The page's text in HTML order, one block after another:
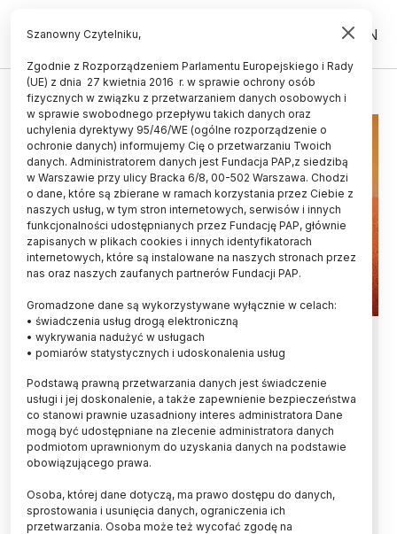
PL EN
ŁAZIK PERSEVERANCE
Łazik Perseverance odczytał zapis
dawnej historii marsjańskich
kolizji
Dane z łazika Perseverance pokazały, że 75-
metrowy stos pradawnych skał na krawędzi
krateru Jezero powstał w wyniku
struktury naukowcy szacują na prawie 4 mld
lat.
Szanowny Czytelniku,
Zgodnie z Rozporządzeniem Parlamentu Europejskiego i Rady
(UE) z dnia 27 kwietnia 2016 r. w sprawie ochrony osób
fizycznych w związku z przetwarzaniem danych osobowych i
w sprawie swobodnego przepływu takich danych oraz
uchylenia dyrektywy 95/46/WE (ogólne rozporządzenie o
ochronie danych) informujemy Cię o przetwarzaniu Twoich
danych. Administratorem danych jest Fundacja PAP,z siedzibą
w Warszawie przy ulicy Bracka 6/8, 00-502 Warszawa. Chodzi
o dane, które są zbierane w ramach korzystania przez Ciebie z
naszych usług, w tym stron internetowych, serwisów i innych
funkcjonalności udostępnianych przez Fundację PAP, głównie
zapisanych w plikach cookies i innych identyfikatorach
internetowych, które są instalowane na naszych stronach przez
nas oraz naszych zaufanych partnerów Fundacji PAP.
Gromadzone dane są wykorzystywane wyłącznie w celach:
• świadczenia usług drogą elektroniczną
• wykrywania nadużyć w usługach
• pomiarów statystycznych i udoskonalenia usług
Podstawą prawną przetwarzania danych jest świadczenie
usługi i jej doskonalenie, a także zapewnienie bezpieczeństwa
co stanowi prawnie uzasadniony interes administratora Dane
mogą być udostępniane na zlecenie administratora danych
podmiotom uprawnionym do uzyskania danych na podstawie
obowiązującego prawa.
Osoba, której dane dotyczą, ma prawo dostępu do danych,
sprostowania i usunięcia danych, ograniczenia ich
przetwarzania. Osoba może też wycofać zgodę na